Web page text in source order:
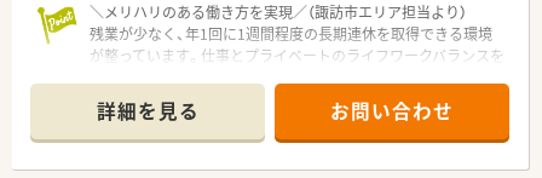
や学会への参加、eラーニング等の補助制度を幅広く設けており
ます。
■配属店舗のエリア内にて3ヶ月程度のドラッグ研修を設けてお
＼メリハリのある働き方を実現／（諏訪市エリア担当より）
残業が少なく、年1回に1週間程度の長期連休を取得できる環境
が整っています。仕事とプライベートのライフワークバランスを
＊------------------------------------------＊
【店舗情報と応需状況について】
■JR中央本線の茅野駅から車で8分ほどの場所に位置しており、
詳細を見る お問い合わせ